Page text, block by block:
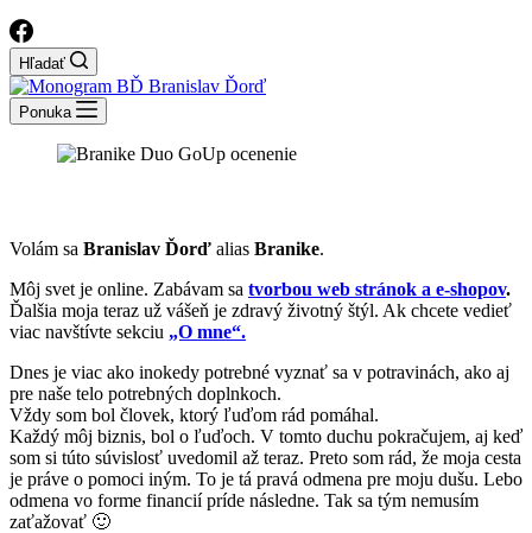
Hľadať
Ponuka
Volám sa Branislav Ďorď alias Branike.
Môj svet je online. Zabávam sa tvorbou web stránok a e-shopov.
Ďalšia moja teraz už vášeň je zdravý životný štýl. Ak chcete vedieť
viac navštívte sekciu „O mne“.
Dnes je viac ako inokedy potrebné vyznať sa v potravinách, ako aj
pre naše telo potrebných doplnkoch.
Vždy som bol človek, ktorý ľuďom rád pomáhal.
Každý môj biznis, bol o ľuďoch. V tomto duchu pokračujem, aj keď
som si túto súvislosť uvedomil až teraz. Preto som rád, že moja cesta
je práve o pomoci iným. To je tá pravá odmena pre moju dušu. Lebo
odmena vo forme financií príde následne. Tak sa tým nemusím
zaťažovať 🙂